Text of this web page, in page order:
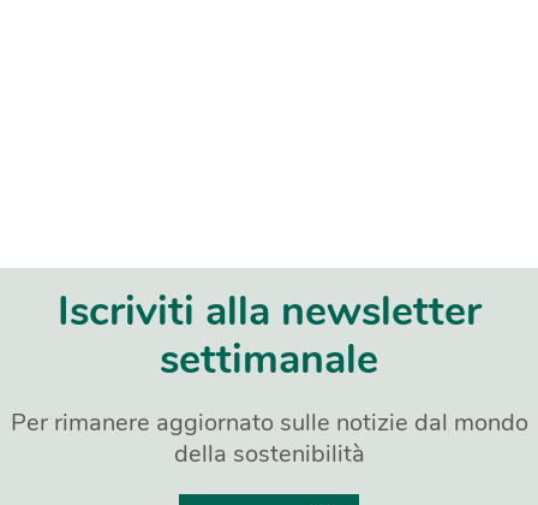
Iscriviti alla newsletter
settimanale
Per rimanere aggiornato sulle notizie dal mondo
della sostenibilità